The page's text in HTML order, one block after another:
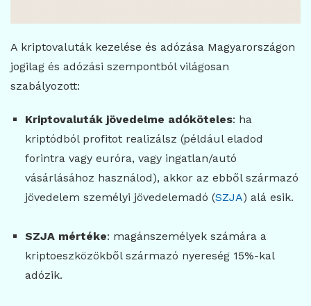
A kriptovaluták kezelése és adózása Magyarországon
jogilag és adózási szempontból világosan
szabályozott:
Kriptovaluták jövedelme adóköteles: ha
kriptódból profitot realizálsz (például eladod
forintra vagy euróra, vagy ingatlan/autó
vásárlásához használod), akkor az ebből származó
jövedelem személyi jövedelemadó (SZJA) alá esik.
SZJA mértéke: magánszemélyek számára a
kriptoeszközökből származó nyereség 15%-kal
adózik.